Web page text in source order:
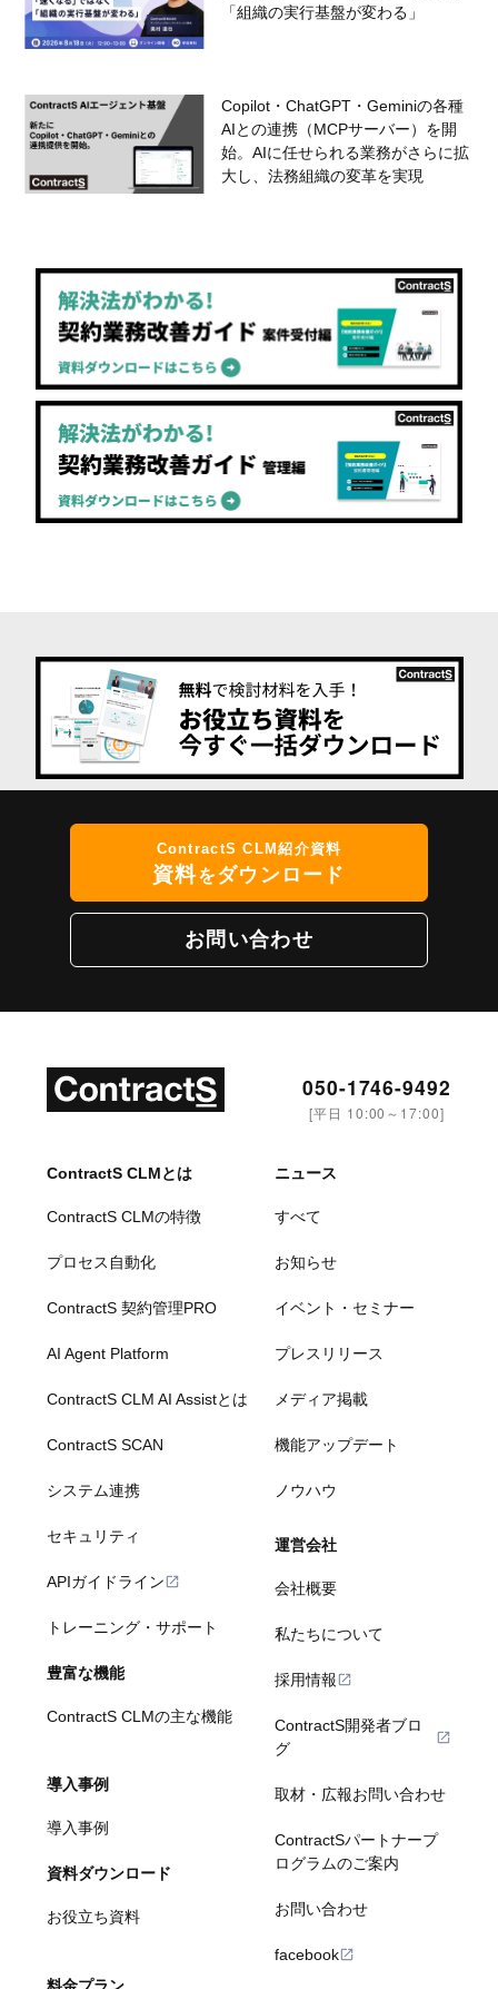
「組織の実行基盤が変わる」
Copilot・ChatGPT・Geminiの各種
AIとの連携（MCPサーバー）を開
始。AIに任せられる業務がさらに拡
大し、法務組織の変革を実現
ContractS CLM紹介資料
資料をダウンロード
お問い合わせ
050-1746-9492
[平日 10:00～17:00]
ContractS CLMとは
ContractS CLMの特徴
プロセス自動化
ContractS 契約管理PRO
AI Agent Platform
ContractS CLM AI Assistとは
ContractS SCAN
システム連携
セキュリティ
APIガイドライン
トレーニング・サポート
豊富な機能
ContractS CLMの主な機能
導入事例
導入事例
資料ダウンロード
お役立ち資料
ニュース
すべて
お知らせ
イベント・セミナー
プレスリリース
メディア掲載
機能アップデート
ノウハウ
運営会社
会社概要
私たちについて
採用情報
ContractS開発者ブロ
グ
取材・広報お問い合わせ
ContractSパートナープ
ログラムのご案内
お問い合わせ
facebook